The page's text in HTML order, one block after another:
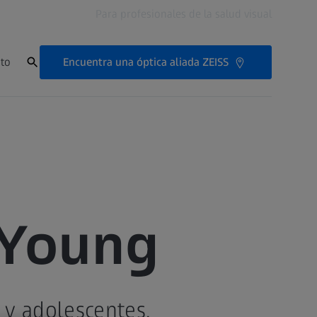
Encuentra una óptica aliada ZEISS
adolescentes.